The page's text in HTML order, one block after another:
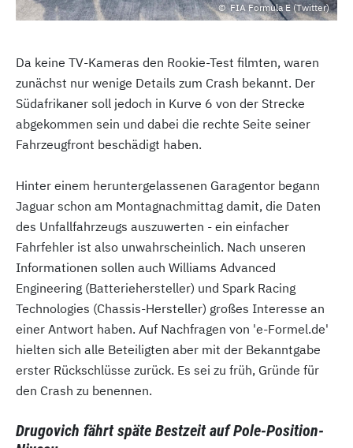
FIA Formula E (Twitter)
Da keine TV-Kameras den Rookie-Test filmten, waren
zunächst nur wenige Details zum Crash bekannt. Der
Südafrikaner soll jedoch in Kurve 6 von der Strecke
abgekommen sein und dabei die rechte Seite seiner
Fahrzeugfront beschädigt haben.
Hinter einem heruntergelassenen Garagentor begann
Jaguar schon am Montagnachmittag damit, die Daten
des Unfallfahrzeugs auszuwerten - ein einfacher
Fahrfehler ist also unwahrscheinlich. Nach unseren
Informationen sollen auch Williams Advanced
Engineering (Batteriehersteller) und Spark Racing
Technologies (Chassis-Hersteller) großes Interesse an
einer Antwort haben. Auf Nachfragen von 'e-Formel.de'
hielten sich alle Beteiligten aber mit der Bekanntgabe
erster Rückschlüsse zurück. Es sei zu früh, Gründe für
den Crash zu benennen.
Drugovich fährt späte Bestzeit auf Pole-Position-